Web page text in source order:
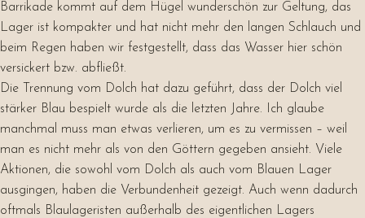
Barrikade kommt auf dem Hügel wunderschön zur Geltung, das
Lager ist kompakter und hat nicht mehr den langen Schlauch und
beim Regen haben wir festgestellt, dass das Wasser hier schön
versickert bzw. abfließt.
Die Trennung vom Dolch hat dazu geführt, dass der Dolch viel
stärker Blau bespielt wurde als die letzten Jahre. Ich glaube
manchmal muss man etwas verlieren, um es zu vermissen – weil
man es nicht mehr als von den Göttern gegeben ansieht. Viele
Aktionen, die sowohl vom Dolch als auch vom Blauen Lager
ausgingen, haben die Verbundenheit gezeigt. Auch wenn dadurch
oftmals Blaulageristen außerhalb des eigentlichen Lagers